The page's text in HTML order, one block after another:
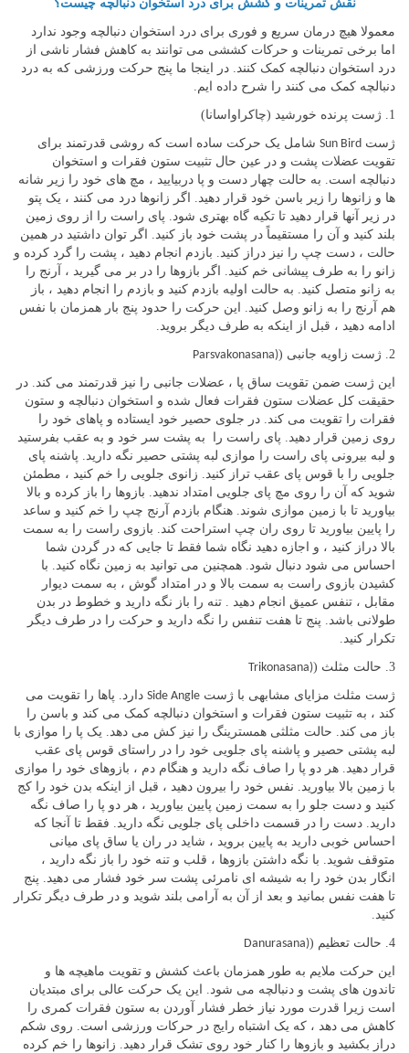
نقش تمرینات و کشش برای درد استخوان دنبالچه چیست؟
معمولا هیچ درمان سریع و فوری برای درد استخوان دنبالچه وجود ندارد
اما برخی تمرینات و حرکات کششی می توانند به کاهش فشار ناشی از
درد استخوان دنبالچه کمک کنند. در اینجا ما پنج حرکت ورزشی که به درد
دنبالچه کمک می کنند را شرح داده ایم.
1. ژست پرنده خورشید (چاکراواسانا)
ژست Sun Bird شامل یک حرکت ساده است که روشی قدرتمند برای
تقویت عضلات پشت و در عین حال تثبیت ستون فقرات و استخوان
دنبالچه است. به حالت چهار دست و پا دربیایید ، مچ های خود را زیر شانه
ها و زانوها را زیر باسن خود قرار دهید. اگر زانوها درد می کنند ، یک پتو
در زیر آنها قرار دهید تا تکیه گاه بهتری شود. پای راست را از روی زمین
بلند کنید و آن را مستقیماً در پشت خود باز کنید. اگر توان داشتید در همین
حالت ، دست چپ را نیز دراز کنید. بازدم انجام دهید ، پشت را گرد کرده و
زانو را به طرف پیشانی خم کنید. اگر بازوها را در بر می گیرید ، آرنج را
به زانو متصل کنید. به حالت اولیه بازدم کنید و بازدم را انجام دهید ، باز
هم آرنج را به زانو وصل کنید. این حرکت را حدود پنج بار همزمان با نفس
ادامه دهید ، قبل از اینکه به طرف دیگر بروید.
2. ژست زاویه جانبی (
Parsvakonasana)
این ژست ضمن تقویت ساق پا ، عضلات جانبی را نیز قدرتمند می کند. در
حقیقت کل عضلات ستون فقرات فعال شده و استخوان دنبالچه و ستون
فقرات را تقویت می کند. در جلوی حصیر خود ایستاده و پاهای خود را
روی زمین قرار دهید. پای راست را به پشت سر خود و به عقب بفرستید
و لبه بیرونی پای راست را موازی لبه پشتی حصیر نگه دارید. پاشنه پای
جلویی را با قوس پای عقب تراز کنید. زانوی جلویی را خم کنید ، مطمئن
شوید که آن را روی مچ پای جلویی امتداد ندهید. بازوها را باز کرده و بالا
بیاورید تا با زمین موازی شوند. هنگام بازدم آرنج چپ را خم کنید و ساعد
را پایین بیاورید تا روی ران چپ استراحت کند. بازوی راست را به سمت
بالا دراز کنید ، و اجازه دهید نگاه شما فقط تا جایی که در گردن شما
احساس می شود دنبال شود. همچنین می توانید به زمین نگاه کنید. با
کشیدن بازوی راست به سمت بالا و در امتداد گوش ، به سمت دیوار
مقابل ، تنفس عمیق انجام دهید . تنه را باز نگه دارید و خطوط در بدن
طولانی باشد. پنج تا هفت تنفس را نگه دارید و حرکت را در طرف دیگر
تکرار کنید.
3. حالت مثلث (
Trikonasana)
ژست مثلث مزایای مشابهی با ژست Side Angle دارد. پاها را تقویت می
کند ، به تثبیت ستون فقرات و استخوان دنبالچه کمک می کند و باسن را
باز می کند. حالت مثلثی همسترینگ را نیز کش می دهد. یک پا را موازی با
لبه پشتی حصیر و پاشنه پای جلویی خود را در راستای قوس پای عقب
قرار دهید. هر دو پا را صاف نگه دارید و هنگام دم ، بازوهای خود را موازی
با زمین بالا بیاورید. نفس خود را بیرون دهید ، قبل از اینکه بدن خود را کج
کنید و دست جلو را به سمت زمین پایین بیاورید ، هر دو پا را صاف نگه
دارید. دست را در قسمت داخلی پای جلویی نگه دارید. فقط تا آنجا که
احساس خوبی دارید به پایین بروید ، شاید در ران یا ساق پای میانی
متوقف شوید. با نگه داشتن بازوها ، قلب و تنه خود را باز نگه دارید ،
انگار بدن خود را به شیشه ای نامرئی پشت سر خود فشار می دهید. پنج
تا هفت نفس بمانید و بعد از آن به آرامی بلند شوید و در طرف دیگر تکرار
کنید.
4. حالت تعظیم (
Danurasana)
این حرکت ملایم به طور همزمان باعث کشش و تقویت ماهیچه ها و
تاندون های پشت و دنبالچه می شود. این یک حرکت عالی برای مبتدیان
است زیرا قدرت مورد نیاز خطر فشار آوردن به ستون فقرات کمری را
کاهش می دهد ، که یک اشتباه رایج در حرکات ورزشی است. روی شکم
دراز بکشید و بازوها را کنار خود روی تشک قرار دهید. زانوها را خم کرده